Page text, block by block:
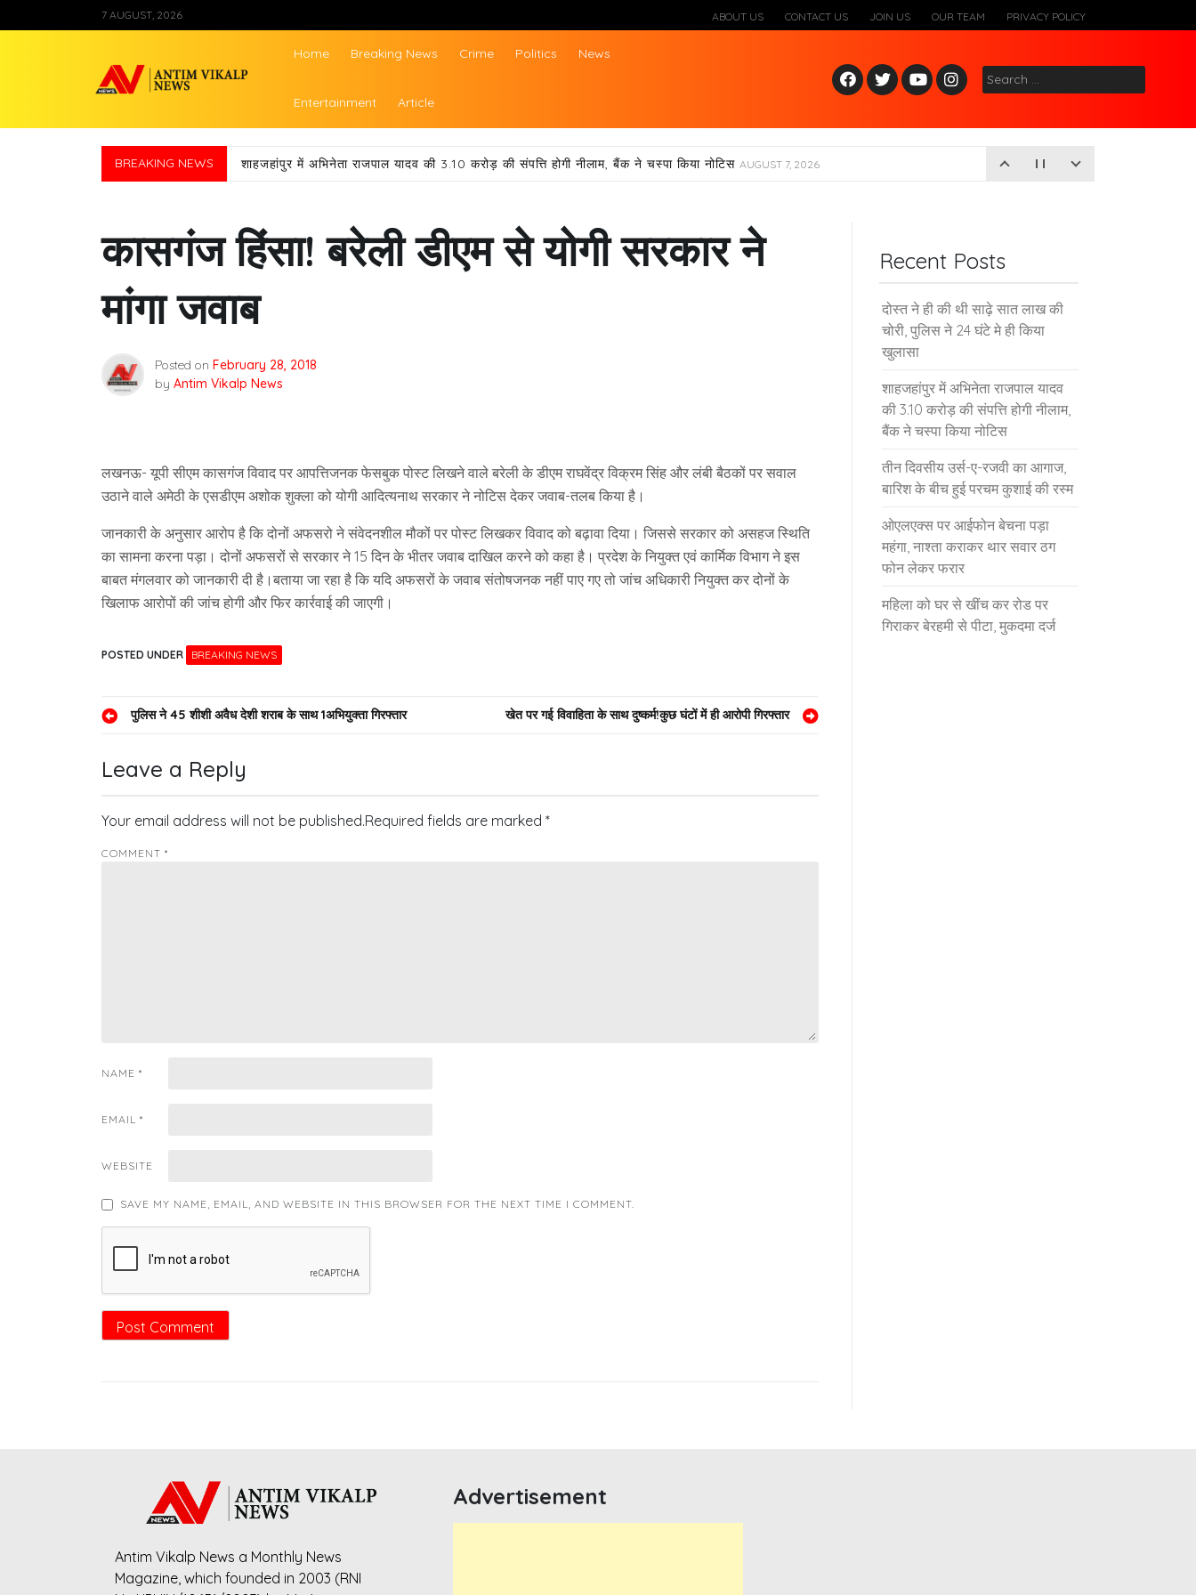
to
7 AUGUST, 2026 ABOUT US CONTACT US JOIN US OUR TEAM PRIVACY POLICY
Antim Vikalp News
Home Breaking News Crime Politics News
Entertainment Article
Fac
ebo
Twitt
er
Yout
ube
Inst
agr
Search
for:
BREAKING NEWS शाहजहांपुर में अभिनेता राजपाल यादव की 3.10 करोड़ की संपत्ति होगी नीलाम, बैंक ने चस्पा किया नोटिस AUGUST 7, 2026
कासगंज हिंसा! बरेली डीएम से योगी सरकार ने
मांगा जवाब
Posted on February 28, 2018
by Antim Vikalp News
लखनऊ- यूपी सीएम कासगंज विवाद पर आपत्तिजनक फेसबुक पोस्ट लिखने वाले बरेली के डीएम राघवेंद्र विक्रम सिंह और लंबी बैठकों पर सवाल
उठाने वाले अमेठी के एसडीएम अशोक शुक्ला को योगी आदित्यनाथ सरकार ने नोटिस देकर जवाब-तलब किया है।
जानकारी के अनुसार आरोप है कि दोनों अफसरो ने संवेदनशील मौकों पर पोस्ट लिखकर विवाद को बढ़ावा दिया। जिससे सरकार को असहज स्थिति
का सामना करना पड़ा। दोनों अफसरों से सरकार ने 15 दिन के भीतर जवाब दाखिल करने को कहा है। प्रदेश के नियुक्त एवं कार्मिक विभाग ने इस
बाबत मंगलवार को जानकारी दी है।बताया जा रहा है कि यदि अफसरों के जवाब संतोषजनक नहीं पाए गए तो जांच अधिकारी नियुक्त कर दोनों के
खिलाफ आरोपों की जांच होगी और फिर कार्रवाई की जाएगी।
POSTED UNDER BREAKING NEWS
Post
navigation
पुलिस ने 45 शीशी अवैध देशी शराब के साथ 1अभियुक्ता गिरफ्तार खेत पर गई विवाहिता के साथ दुष्कर्म!कुछ घंटों में ही आरोपी गिरफ्तार
Leave a Reply
Your email address will not be published.Required fields are marked *
COMMENT *
NAME *
EMAIL *
WEBSITE
SAVE MY NAME, EMAIL, AND WEBSITE IN THIS BROWSER FOR THE NEXT TIME I COMMENT.
Recent Posts
दोस्त ने ही की थी साढ़े सात लाख की
चोरी, पुलिस ने 24 घंटे मे ही किया
खुलासा
शाहजहांपुर में अभिनेता राजपाल यादव
की 3.10 करोड़ की संपत्ति होगी नीलाम,
बैंक ने चस्पा किया नोटिस
तीन दिवसीय उर्स-ए-रजवी का आगाज,
बारिश के बीच हुई परचम कुशाई की रस्म
ओएलएक्स पर आईफोन बेचना पड़ा
महंगा, नाश्ता कराकर थार सवार ठग
फोन लेकर फरार
महिला को घर से खींच कर रोड पर
गिराकर बेरहमी से पीटा, मुकदमा दर्ज
Antim Vikalp News a Monthly News
Magazine, which founded in 2003 (RNI
Advertisement